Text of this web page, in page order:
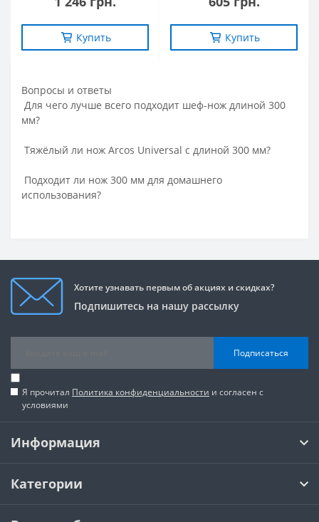
Купить Купить
Вопросы и ответы
Для чего лучше всего подходит шеф-нож длиной 300
мм?
Тяжёлый ли нож Arcos Universal с длиной 300 мм?
Подходит ли нож 300 мм для домашнего
использования?
Хотите узнавать первым об акциях и скидках?
Подпишитесь на нашу рассылку
Подписаться
Я прочитал Политика конфиденциальности и согласен с
условиями
Информация
Категории